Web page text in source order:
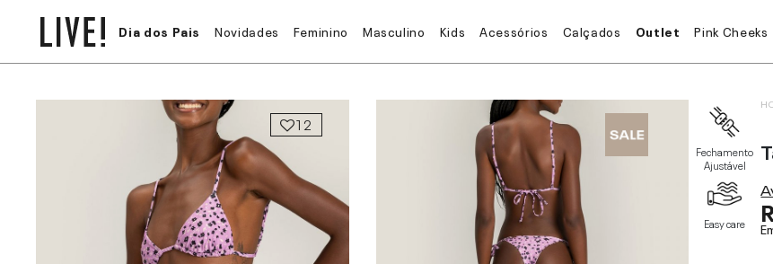
Dia dos Pais Novidades Feminino Masculino Kids Acessórios Calçados Outlet Pink Cheeks
12
Fechamento
Ajustável
Easy care